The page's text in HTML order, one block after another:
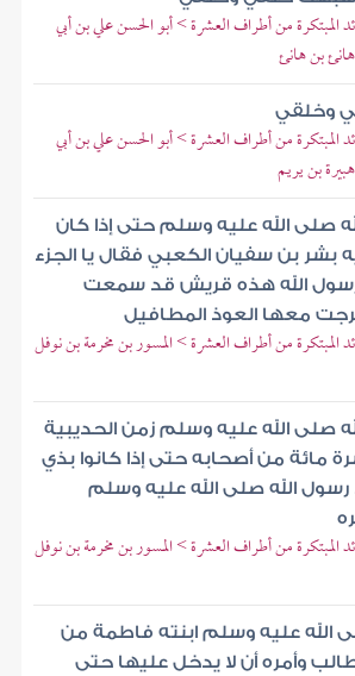
المبتكرة من أطراف العشرة > أبو الحسن علي بن أبي
بن هانئ
وخلقي
المبتكرة من أطراف العشرة > أبو الحسن علي بن أبي
بن يريم
صلى الله عليه وسلم حتى إذا كان
بشر بن سفيان الكعبي فقال يا الجزء
رسول الله هذه قريش قد سمعت
معها العوذ المطافيل
المبتكرة من أطراف العشرة > المسور بن مخرمة بن نوفل
صلى الله عليه وسلم زمن الحديبية
مائة من أصحابه حتى إذا كانوا بذي
رسول الله صلى الله عليه وسلم
المبتكرة من أطراف العشرة > المسور بن مخرمة بن نوفل
الله عليه وسلم ابنته فاطمة من
وأمره أن لا يدخل عليها حتى